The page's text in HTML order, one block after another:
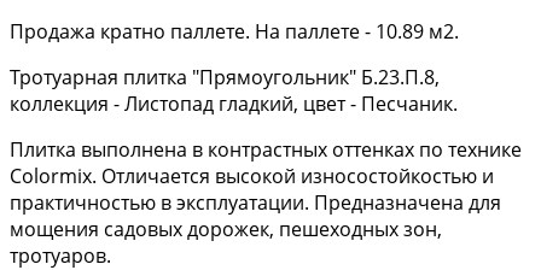
Продажа кратно паллете. На паллете - 10.89 м2.
Тротуарная плитка "Прямоугольник" Б.23.П.8,
коллекция - Листопад гладкий, цвет - Песчаник.
Плитка выполнена в контрастных оттенках по технике
Colormix. Отличается высокой износостойкостью и
практичностью в эксплуатации. Предназначена для
мощения садовых дорожек, пешеходных зон,
тротуаров.